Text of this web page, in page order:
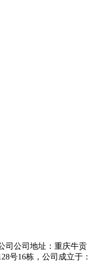
司公司地址：重庆牛贡
号16栋，公司成立于：